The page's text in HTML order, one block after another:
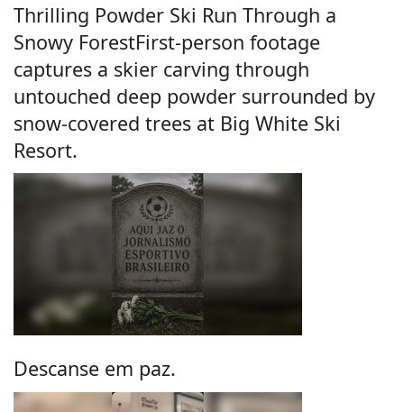
Thrilling Powder Ski Run Through a
Snowy ForestFirst-person footage
captures a skier carving through
untouched deep powder surrounded by
snow-covered trees at Big White Ski
Resort.
Descanse em paz.